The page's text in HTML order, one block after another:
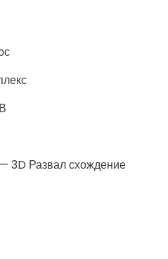
3D Развал схождение